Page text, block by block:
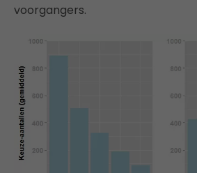
voorgangers.